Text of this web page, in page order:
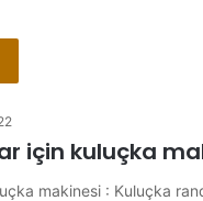
için kuluçka
makinesi : Kuluçka